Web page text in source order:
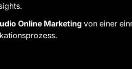
Online Marketing von einer